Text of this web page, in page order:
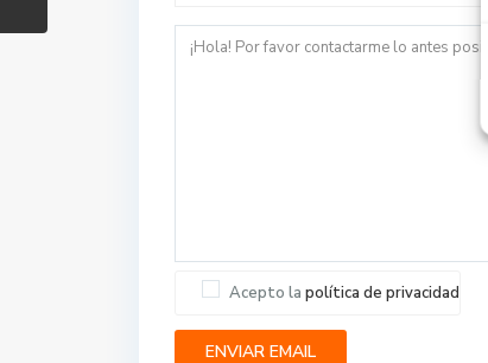
Acepto la política de privacidad